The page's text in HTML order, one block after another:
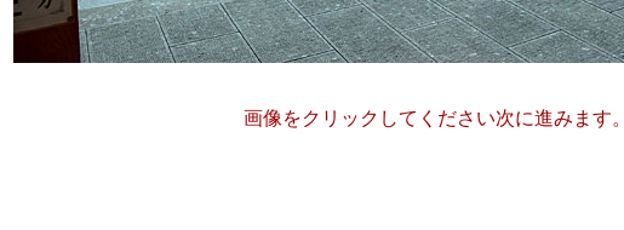
画像をクリックしてください次に進みます。